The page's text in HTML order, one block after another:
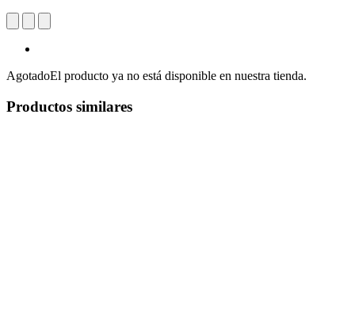
AgotadoEl producto ya no está disponible en nuestra tienda.
Productos similares